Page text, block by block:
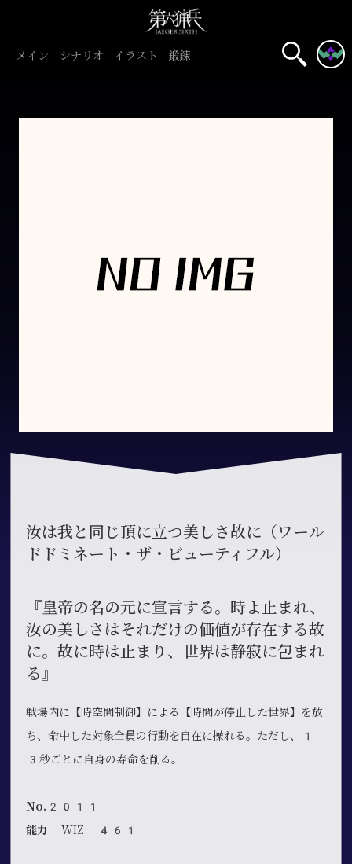
メイン シナリオ イラスト 鍛錬
汝は我と同じ頂に立つ美しさ故に（ワール
ドドミネート・ザ・ビューティフル）
『皇帝の名の元に宣言する。時よ止まれ、
汝の美しさはそれだけの価値が存在する故
に。故に時は止まり、世界は静寂に包まれ
る』
戦場内に【時空間制御】による【時間が停止した世界】を放
ち、命中した対象全員の行動を自在に操れる。ただし、1
3秒ごとに自身の寿命を削る。
No.2011
能力WIZ 461